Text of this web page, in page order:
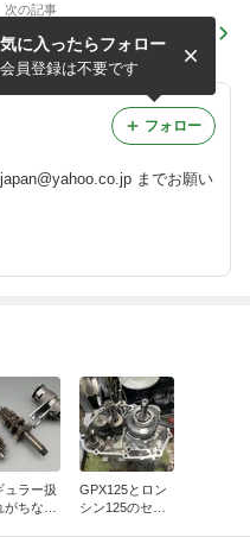
次の記事
ボトムニュートラルミッショ
ンも乗り慣れれば意外と普通
までお願い
気に入ったらフォロー
会員登録は不要です
フォロー
ュラー扱
ちなボ
GPX125とロン
シン125のセミ